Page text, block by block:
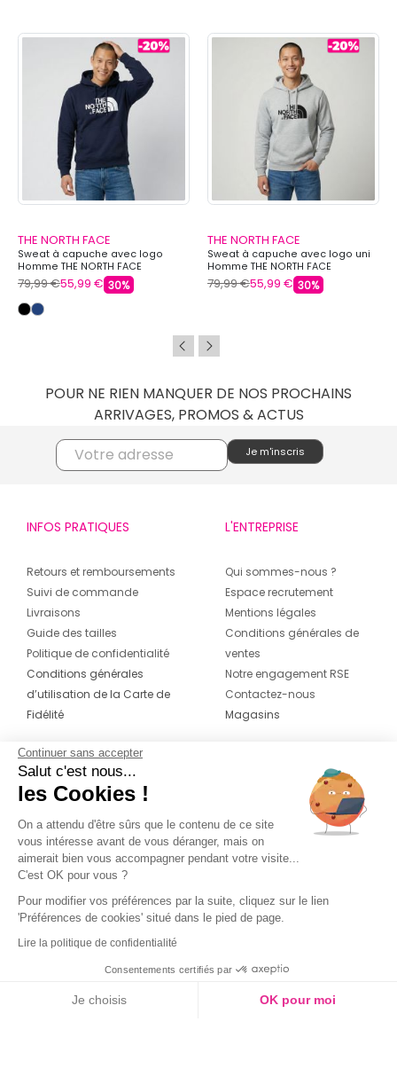
THE NORTH FACE
Sweat à capuche avec logo
Homme THE NORTH FACE
79,99 €55,99 € 30%
THE NORTH FACE
Sweat à capuche avec logo uni
Homme THE NORTH FACE
79,99 €55,99 € 30%
POUR NE RIEN MANQUER DE NOS PROCHAINS
ARRIVAGES, PROMOS & ACTUS
INFOS PRATIQUES
Retours et remboursements
Suivi de commande
Livraisons
Guide des tailles
Politique de confidentialité
Conditions générales
d’utilisation de la Carte de
Fidélité
L'ENTREPRISE
Qui sommes-nous ?
Espace recrutement
Mentions légales
Conditions générales de
ventes
Notre engagement RSE
Contactez-nous
Magasins
CONTACT
04 42 20 78 42
Du lundi au jeudi de 8h30 à 16h30 & le
vendredi de 8h30 à 15h30
Continuer sans accepter
Salut c'est nous...
les Cookies !
On a attendu d'être sûrs que le contenu de ce site
vous intéresse avant de vous déranger, mais on
aimerait bien vous accompagner pendant votre visite...
C'est OK pour vous ?
Pour modifier vos préférences par la suite, cliquez sur le lien
'Préférences de cookies' situé dans le pied de page.
Lire la politique de confidentialité
Consentements certifiés par
Je choisis OK pour moi